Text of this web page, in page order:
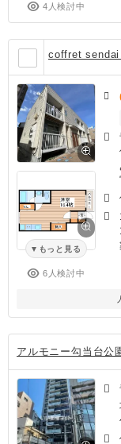
4人検討中
coffret sendai
もっと見る
6人検討中
アルモニー勾当台公